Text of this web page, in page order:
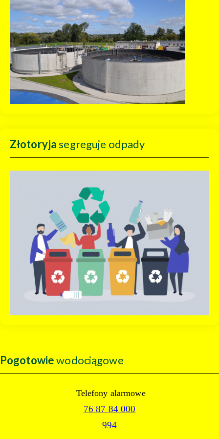
Złotoryjasegreguje odpady
Pogotowiewodociągowe
Telefony alarmowe
76 87 84 000
994